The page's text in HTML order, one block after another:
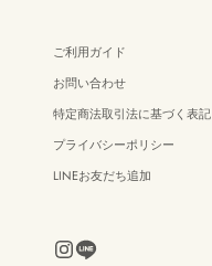
ご利用ガイド
お問い合わせ
特定商法取引法に基づく表記
プライバシーポリシー
LINEお友だち追加